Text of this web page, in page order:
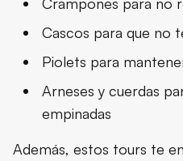
Cascos para que no
Piolets para
Arneses y cuerdas
empinadas
Además, estos tours te